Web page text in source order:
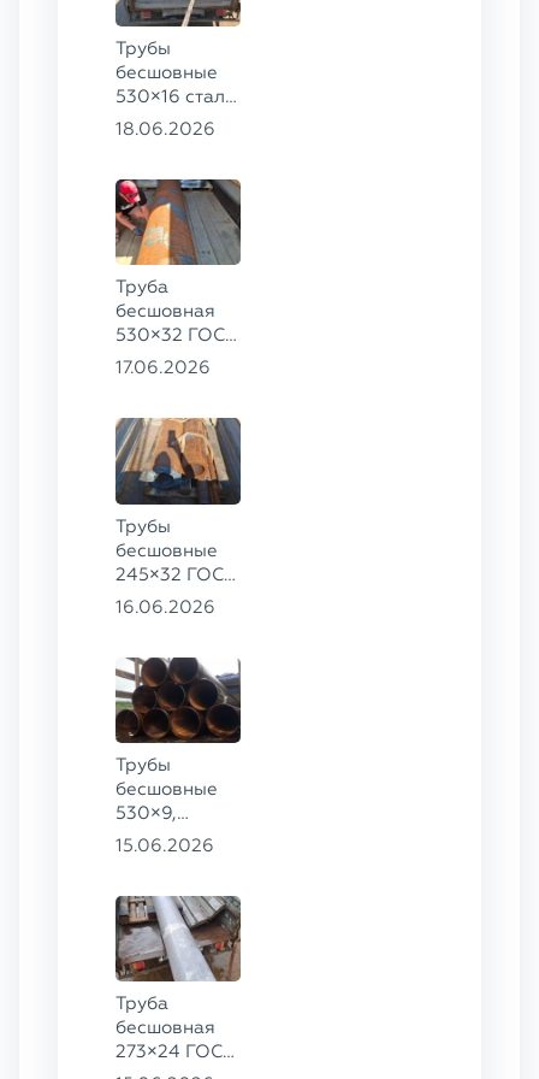
Трубы
бесшовные
530×16 сталь
13ХФА,
18.06.2026
Труба
бесшовная
530×32 ГОСТ
8732-78, ст.
17.06.2026
Трубы
бесшовные
245×32 ГОСТ
8732-78, ст.
16.06.2026
Трубы
бесшовные
530×9,
530×10 ст.
15.06.2026
Труба
бесшовная
273×24 ГОСТ